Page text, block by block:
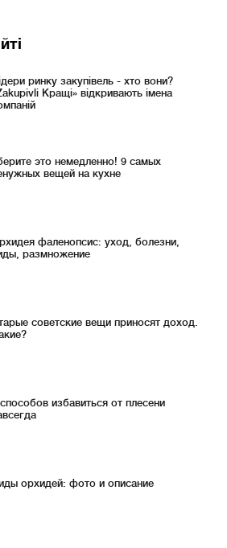
ринку закупівель - хто вони?
Кращі» відкривають імена
это немедленно! 9 самых
вещей на кухне
фаленопсис: уход, болезни,
размножение
советские вещи приносят доход.
избавиться от плесени
орхидей: фото и описание